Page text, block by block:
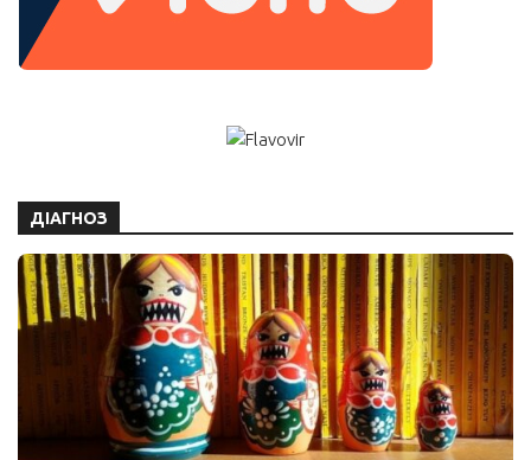
ДІАГНОЗ